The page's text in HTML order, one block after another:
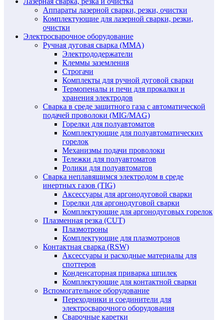
Аппараты лазерной сварки, резки, очистки
Комплектующие для лазерной сварки, резки,
очистки
Электросварочное оборудование
Ручная дуговая сварка (MMA)
Электрододержатели
Клеммы заземления
Строгачи
Комплекты для ручной дуговой сварки
Термопеналы и печи для прокалки и
хранения электродов
Сварка в среде защитного газа с автоматической
подачей проволоки (MIG/MAG)
Горелки для полуавтоматов
Комплектующие для полуавтоматических
горелок
Механизмы подачи проволоки
Тележки для полуавтоматов
Ролики для полуавтоматов
Сварка неплавящимся электродом в среде
инертных газов (TIG)
Аксессуары для аргонодуговой сварки
Горелки для аргонодуговой сварки
Комплектующие для аргонодуговых горелок
Плазменная резка (CUT)
Плазмотроны
Комплектующие для плазмотронов
Контактная сварка (RSW)
Аксессуары и расходные материалы для
споттеров
Конденсаторная приварка шпилек
Комплектующие для контактной сварки
Вспомогательное оборудование
Переходники и соединители для
электросварочного оборудования
Сварочные каретки